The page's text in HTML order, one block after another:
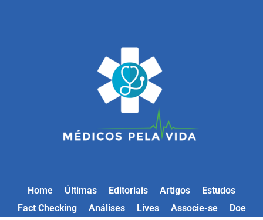
Home Últimas Editoriais Artigos
Estudos
Fact Checking
Análises Lives Associe-se Doe